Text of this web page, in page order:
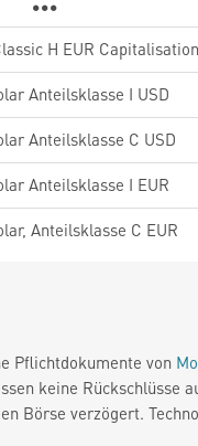
H EUR Capitalisation
Anteilsklasse I USD
Anteilsklasse C USD
Anteilsklasse I EUR
Anteilsklasse C EUR
Pflichtdokumente von
keine Rückschlüsse
Börse verzögert.